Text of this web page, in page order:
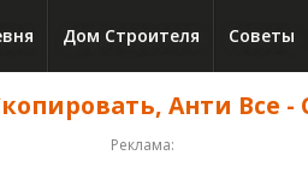
Дом Строителя Советы
Анти Все -
Реклама: